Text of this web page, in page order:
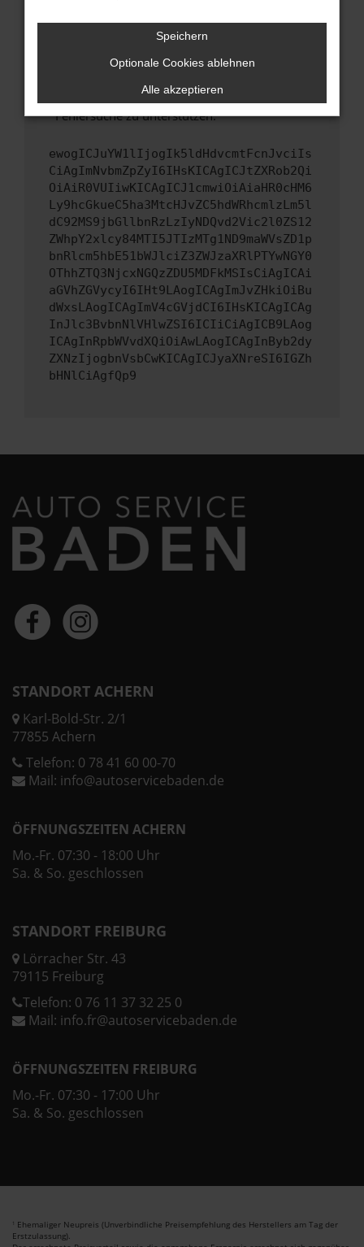
Wende dich an den Webseitenbetreiber.
Wenn du alle oben genannten Schritte versucht
hast, kontaktiere uns bitte. Wir werden
uns diesen Text schicken, um uns bei der
Fehlersuche zu unterstützen:
ewogICJuYW1lIjogIk5ldHdvcmtFcnJvciIs
CiAgImNvbmZpZyI6IHsKICAgICJtZXRob2Qi
OiAiR0VUIiwKICAgICJ1cmwiOiAiaHR0cHM6
Ly9hcGkueC5ha3MtcHJvZC5hdWRhcmlzLm5l
dC92MS9jbGllbnRzLzIyNDQvd2Vic2l0ZS12
ZWhpY2xlcy84MTI5JTIzMTg1ND9maWVsZD1p
bnRlcm5hbE51bWJlciZ3ZWJzaXRlPTYwNGY0
OThhZTQ3NjcxNGQzZDU5MDFkMSIsCiAgICAi
aGVhZGVycyI6IHt9LAogICAgImJvZHkiOiBu
dWxsLAogICAgImV4cGVjdCI6IHsKICAgICAg
InJlc3BvbnNlVHlwZSI6ICIiCiAgICB9LAog
ICAgInRpbWVvdXQiOiAwLAogICAgInByb2dy
ZXNzIjogbnVsbCwKICAgICJyaXNreSI6IGZh
bHNlCiAgfQp9
STANDORT ACHERN
Karl-Bold-Str. 2/1
77855 Achern
Telefon: 0 78 41 60 00-70
Mail: info@autoservicebaden.de
ÖFFNUNGSZEITEN ACHERN
Mo.-Fr. 07:30 - 18:00 Uhr
Sa. & So. geschlossen
STANDORT FREIBURG
Lörracher Str. 43
79115 Freiburg
Telefon: 0 76 11 37 32 25 0
Mail: info.fr@autoservicebaden.de
ÖFFNUNGSZEITEN FREIBURG
Mo.-Fr. 07:30 - 17:00 Uhr
Sa. & So. geschlossen
1 Ehemaliger Neupreis (Unverbindliche Preisempfehlung des Herstellers am Tag der
Erstzulassung).
Speichern
Optionale Cookies ablehnen
Alle akzeptieren